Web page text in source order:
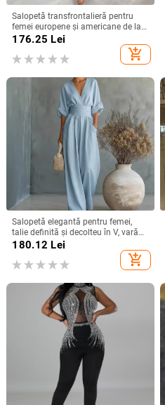
Salopetă transfrontalieră pentru
femei europene și americane de la
Amazon, cu noul temperament, cu
176.25 Lei
add_shopping_cart
Salopetă elegantă pentru femei,
talie definită și decolteu în V, vară
2026, amestec Tencel
180.12 Lei
add_shopping_cart